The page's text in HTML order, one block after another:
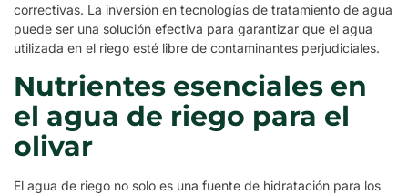
correctivas. La inversión en tecnologías de tratamiento de agua
puede ser una solución efectiva para garantizar que el agua
utilizada en el riego esté libre de contaminantes perjudiciales.
Nutrientes esenciales en
el agua de riego para el
olivar
El agua de riego no solo es una fuente de hidratación para los